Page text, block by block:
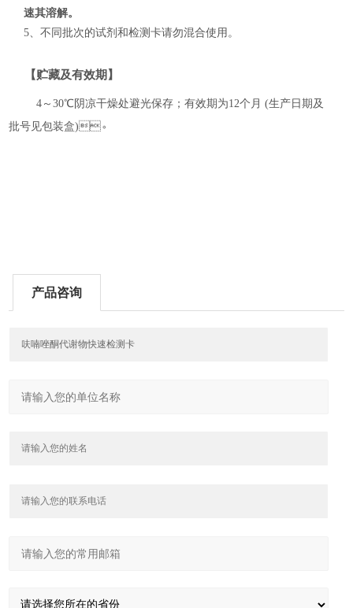
速其溶解。
5、不同批次的试剂和检测卡请勿混合使用。
【贮藏及有效期】
4 ～30℃阴凉干燥处避光保存；有效期为12个月 (生产日期及
批号见包装盒)。
产品咨询